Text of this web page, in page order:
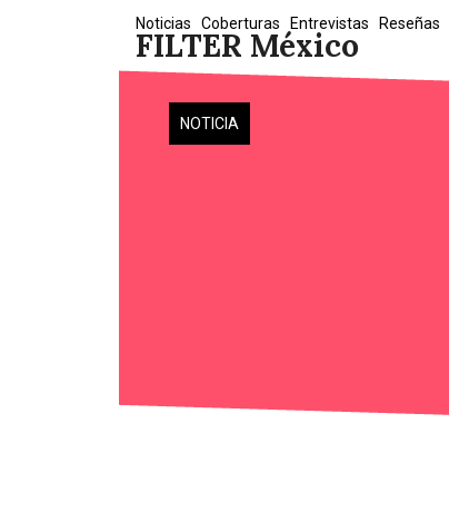
FILTER México
Noticias Coberturas Entrevistas Reseñas
NOTICIA